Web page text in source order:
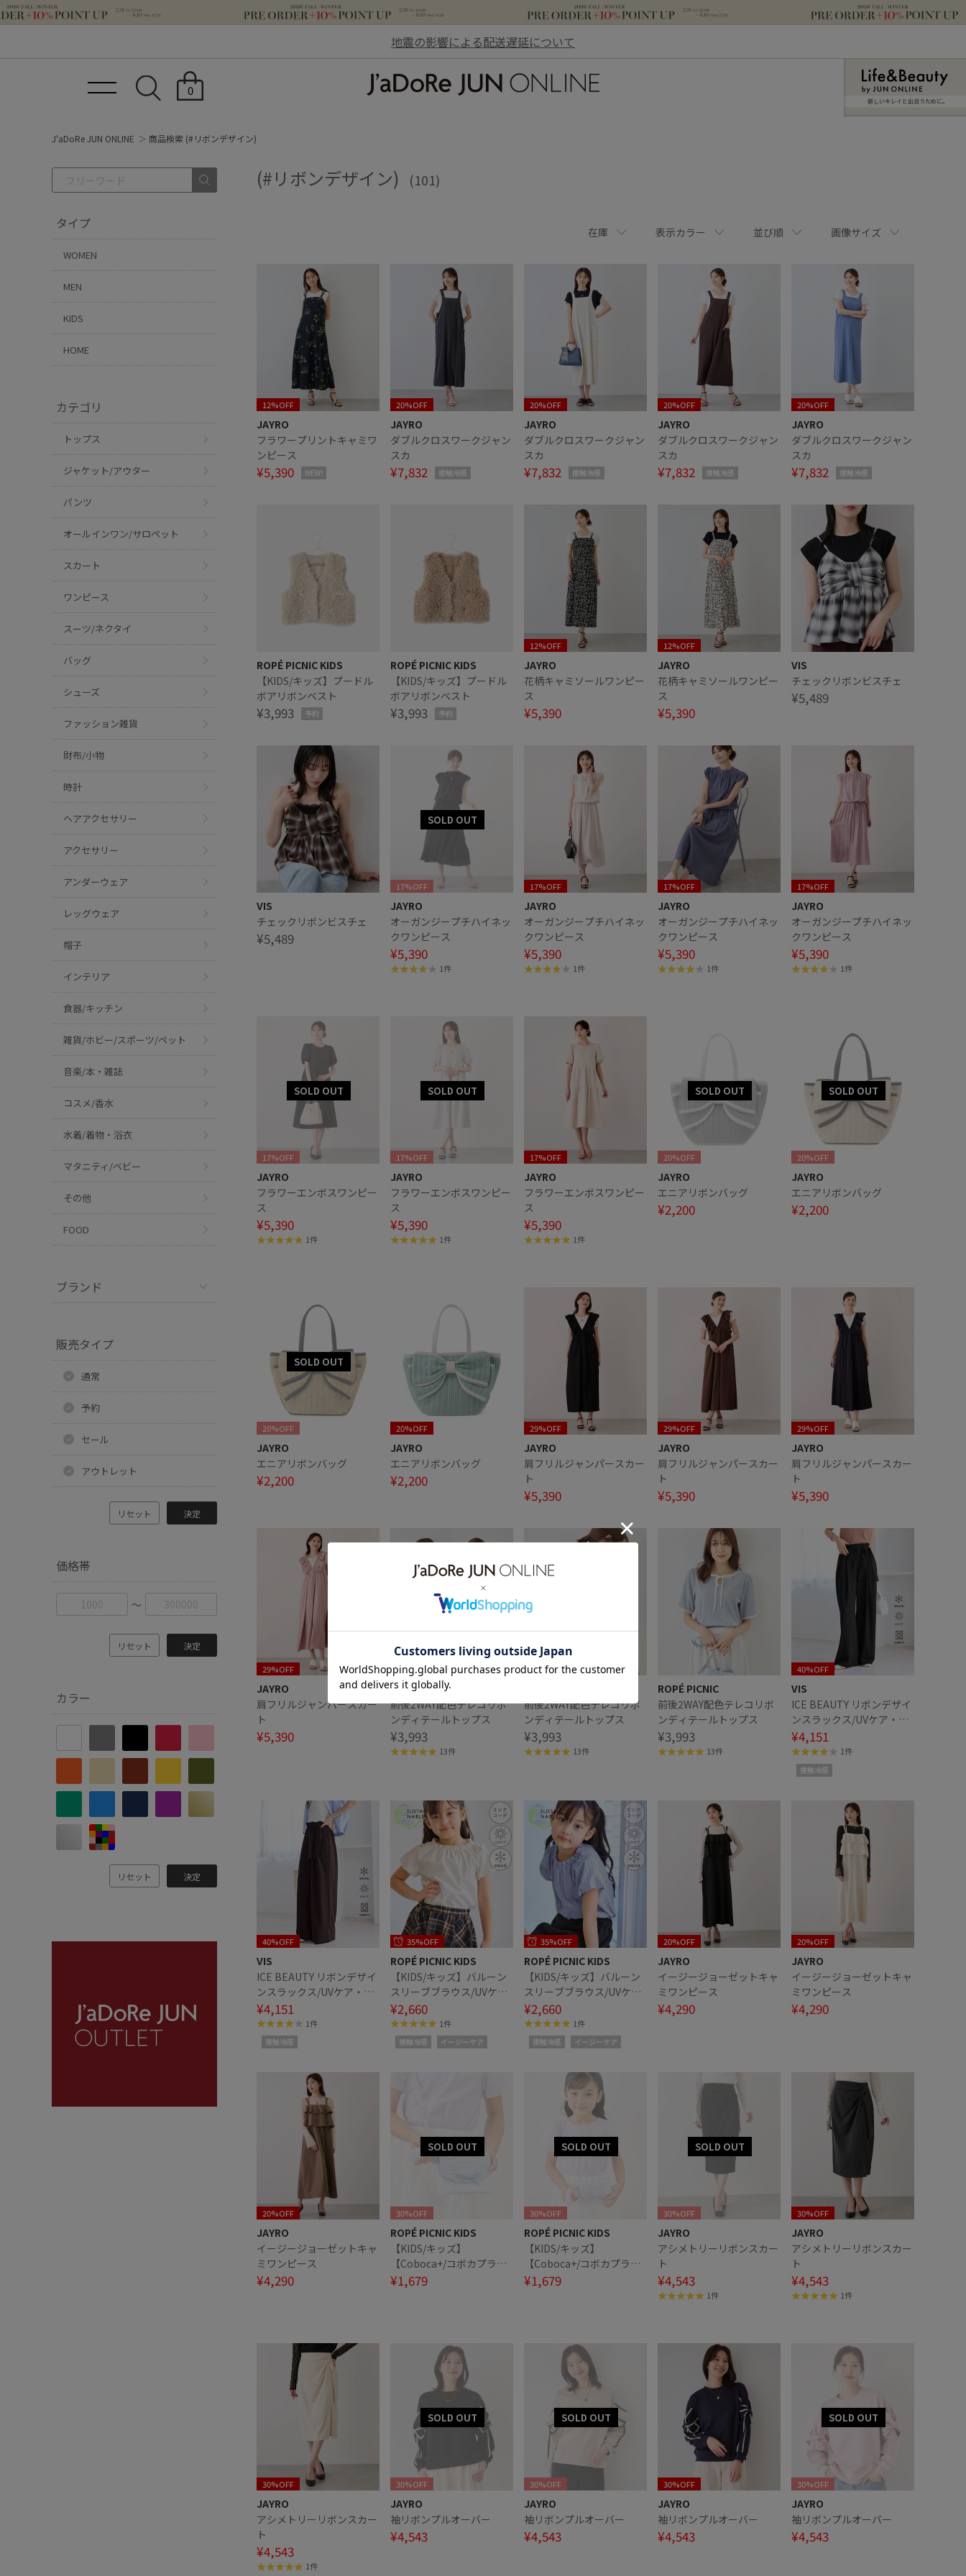
地震の影響による配送遅延について
0
新しいキレイと出合うために。
J'aDoRe JUN ONLINE 商品検索 (#リボンデザイン)
タイプ
WOMEN
MEN
KIDS
HOME
カテゴリ
トップス
ジャケット/アウター
パンツ
オールインワン/サロペット
スカート
ワンピース
スーツ/ネクタイ
バッグ
シューズ
ファッション雑貨
財布/小物
時計
ヘアアクセサリー
アクセサリー
アンダーウェア
レッグウェア
帽子
インテリア
食器/キッチン
雑貨/ホビー/スポーツ/ペット
音楽/本・雑誌
コスメ/香水
水着/着物・浴衣
マタニティ/ベビー
その他
FOOD
ブランド
販売タイプ
通常
予約
セール
アウトレット
リセット 決定
価格帯
〜
リセット 決定
カラー
リセット 決定
(#リボンデザイン) (101)
在庫 表示カラー 並び順 画像サイズ
12%OFF
JAYRO
フラワープリントキャミワ
ンピース
¥5,390 NEW!
20%OFF
JAYRO
ダブルクロスワークジャン
スカ
¥7,832 接触冷感
20%OFF
JAYRO
ダブルクロスワークジャン
スカ
¥7,832 接触冷感
20%OFF
JAYRO
ダブルクロスワークジャン
スカ
¥7,832 接触冷感
20%OFF
JAYRO
ダブルクロスワークジャン
スカ
¥7,832 接触冷感
ROPÉ PICNIC KIDS
【KIDS/キッズ】プードル
ボアリボンベスト
¥3,993 予約
ROPÉ PICNIC KIDS
【KIDS/キッズ】プードル
ボアリボンベスト
¥3,993 予約
12%OFF
JAYRO
花柄キャミソールワンピー
ス
¥5,390
12%OFF
JAYRO
花柄キャミソールワンピー
ス
¥5,390
VIS
チェックリボンビスチェ
¥5,489
VIS
チェックリボンビスチェ
¥5,489
17%OFF
JAYRO
オーガンジープチハイネッ
クワンピース
¥5,390
1件
17%OFF
JAYRO
オーガンジープチハイネッ
クワンピース
¥5,390
1件
17%OFF
JAYRO
オーガンジープチハイネッ
クワンピース
¥5,390
1件
17%OFF
JAYRO
オーガンジープチハイネッ
クワンピース
¥5,390
1件
17%OFF
JAYRO
フラワーエンボスワンピー
ス
¥5,390
1件
17%OFF
JAYRO
フラワーエンボスワンピー
ス
¥5,390
1件
17%OFF
JAYRO
フラワーエンボスワンピー
ス
¥5,390
1件
20%OFF
JAYRO
エニアリボンバッグ
¥2,200
20%OFF
JAYRO
エニアリボンバッグ
¥2,200
20%OFF
JAYRO
エニアリボンバッグ
¥2,200
20%OFF
JAYRO
エニアリボンバッグ
¥2,200
29%OFF
JAYRO
肩フリルジャンパースカー
ト
¥5,390
29%OFF
JAYRO
肩フリルジャンパースカー
ト
¥5,390
29%OFF
JAYRO
肩フリルジャンパースカー
ト
¥5,390
29%OFF
JAYRO
肩フリルジャンパースカー
ト
¥5,390
ROPÉ PICNIC
前後2WAY配色テレコリボ
ンディテールトップス
¥3,993
13件
前後2WAY配色テレコリボ
ンディテールトップス
¥3,993
13件
ROPÉ PICNIC
前後2WAY配色テレコリボ
ンディテールトップス
¥3,993
13件
40%OFF
VIS
ICE BEAUTY リボンデザイ
ンスラックス/UVケア・接
触冷感
¥4,151
1件
接触冷感
40%OFF
VIS
ICE BEAUTY リボンデザイ
ンスラックス/UVケア・接
触冷感
¥4,151
1件
接触冷感
35%OFF
ROPÉ PICNIC KIDS
【KIDS/キッズ】バルーン
スリーブブラウス/UVケ
ア・接触冷感・リンクコー
デ
¥2,660
1件
接触冷感 イージーケア
35%OFF
ROPÉ PICNIC KIDS
【KIDS/キッズ】バルーン
スリーブブラウス/UVケ
ア・接触冷感・リンクコー
デ
¥2,660
1件
接触冷感 イージーケア
20%OFF
JAYRO
イージージョーゼットキャ
ミワンピース
¥4,290
20%OFF
JAYRO
イージージョーゼットキャ
ミワンピース
¥4,290
20%OFF
JAYRO
イージージョーゼットキャ
ミワンピース
¥4,290
30%OFF
ROPÉ PICNIC KIDS
【KIDS/キッズ】
【Coboca+/コボカプラ
ス】ネコフェイスチェック
¥1,679
30%OFF
ROPÉ PICNIC KIDS
【KIDS/キッズ】
【Coboca+/コボカプラ
ス】ネコフェイスチェック
¥1,679
30%OFF
JAYRO
アシメトリーリボンスカー
ト
¥4,543
1件
30%OFF
JAYRO
アシメトリーリボンスカー
ト
¥4,543
1件
30%OFF
JAYRO
アシメトリーリボンスカー
ト
¥4,543
1件
30%OFF
JAYRO
袖リボンプルオーバー
¥4,543
30%OFF
JAYRO
袖リボンプルオーバー
¥4,543
30%OFF
JAYRO
袖リボンプルオーバー
¥4,543
30%OFF
JAYRO
袖リボンプルオーバー
¥4,543